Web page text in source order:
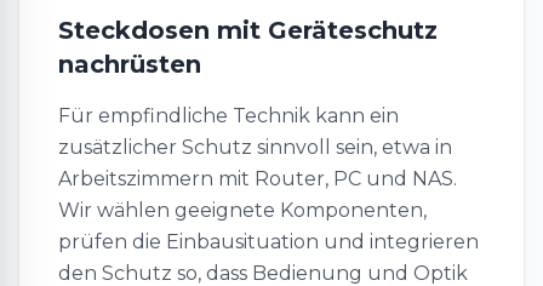
Steckdosen mit Geräteschutz
nachrüsten
Für empfindliche Technik kann ein
zusätzlicher Schutz sinnvoll sein, etwa in
Arbeitszimmern mit Router, PC und NAS.
Wir wählen geeignete Komponenten,
prüfen die Einbausituation und integrieren
den Schutz so, dass Bedienung und Optik